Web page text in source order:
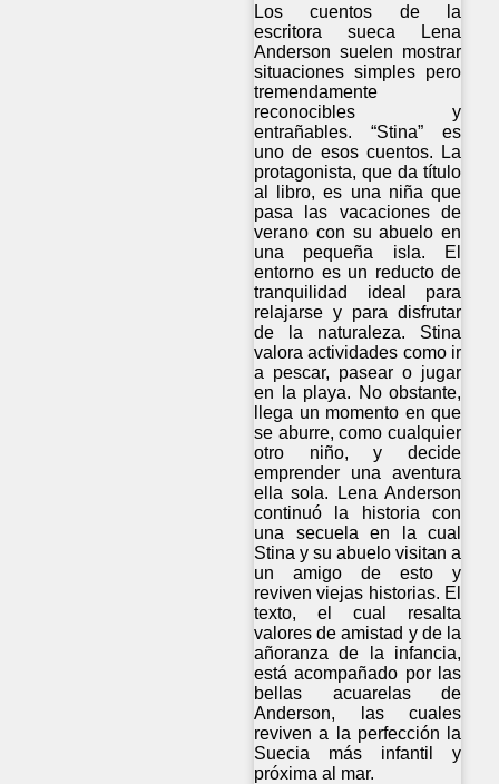
Los cuentos de la
escritora sueca Lena
Anderson suelen mostrar
situaciones simples pero
tremendamente
reconocibles y
entrañables. “Stina” es
uno de esos cuentos. La
protagonista, que da título
al libro, es una niña que
pasa las vacaciones de
verano con su abuelo en
una pequeña isla. El
entorno es un reducto de
tranquilidad ideal para
relajarse y para disfrutar
de la naturaleza. Stina
valora actividades como ir
a pescar, pasear o jugar
en la playa. No obstante,
llega un momento en que
se aburre, como cualquier
otro niño, y decide
emprender una aventura
ella sola. Lena Anderson
continuó la historia con
una secuela en la cual
Stina y su abuelo visitan a
un amigo de esto y
reviven viejas historias. El
texto, el cual resalta
valores de amistad y de la
añoranza de la infancia,
está acompañado por las
bellas acuarelas de
Anderson, las cuales
reviven a la perfección la
Suecia más infantil y
próxima al mar.